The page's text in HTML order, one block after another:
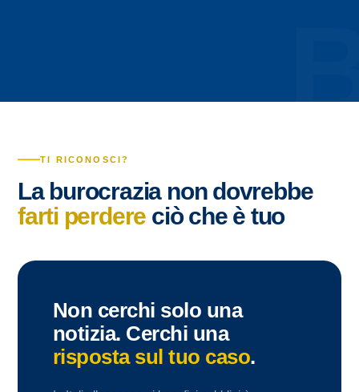
TI RICONOSCI?
La burocrazia non dovrebbe
farti perdere ciò che è tuo
Non cerchi solo una
notizia. Cerchi una
risposta sul tuo caso.